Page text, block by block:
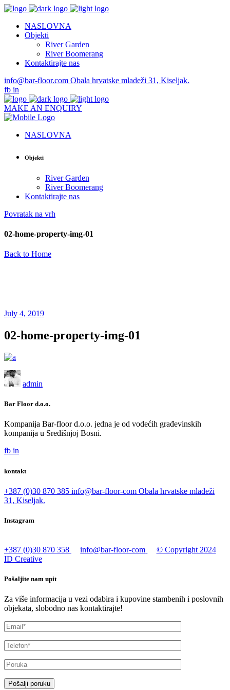
NASLOVNA
Objekti
River Garden
River Boomerang
Kontaktirajte nas
info@bar-floor.com Obala hrvatske mladeži 31, Kiseljak.
fb in
MAKE AN ENQUIRY
NASLOVNA
Objekti
River Garden
River Boomerang
Kontaktirajte nas
Povratak na vrh
02-home-property-img-01
Back to Home
July 4, 2019
02-home-property-img-01
admin
Bar Floor d.o.o.
Kompanija Bar-floor d.o.o. jedna je od vodećih građevinskih
kompanija u Središnjoj Bosni.
fb in
kontakt
+387 (0)30 870 385 info@bar-floor-com Obala hrvatske mladeži
31, Kiseljak.
Instagram
+387 (0)30 870 358 info@bar-floor-com
© Copyright 2024
ID Creative
Pošaljite nam upit
Za više informacija u vezi odabira i kupovine stambenih i poslovnih
objekata, slobodno nas kontaktirajte!
Pošalji poruku